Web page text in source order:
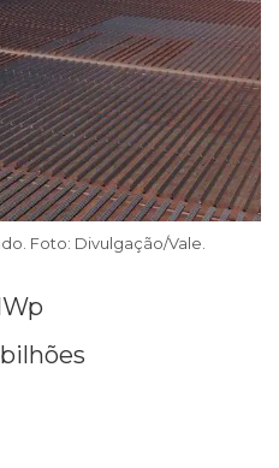
Foto: Divulgação/Vale.